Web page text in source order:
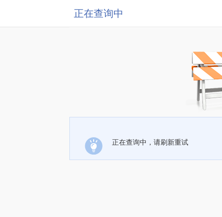
正在查询中
正在查询中，请刷新重试